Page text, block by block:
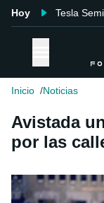
Hoy Tesla Semi
Inicio Noticias
Avistada
por las